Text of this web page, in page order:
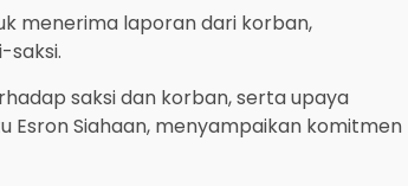
menerima laporan dari korban,
saksi.
saksi dan korban, serta upaya
Esron Siahaan, menyampaikan komitmen